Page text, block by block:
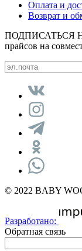
Оплата и
Возврат и
ПОДПИСАТЬСЯ
прайсов на
© 2022 BABY
Разработано:
Обратная связь